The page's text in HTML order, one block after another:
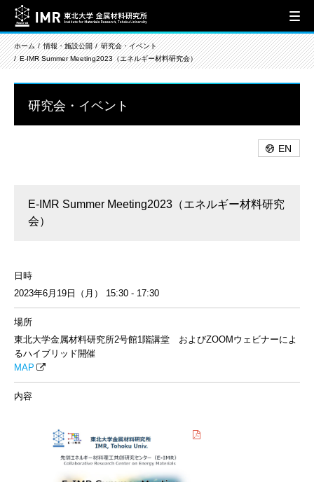
ホーム 情報・施設公開
研究会・イベント
E-IMR Summer Meeting2023（エネルギー材料研究会）
研究会・イベント
EN
E-IMR Summer Meeting2023（エネルギー材料研究
会）
日時
2023年6月19日（月） 15:30 - 17:30
場所
東北大学金属材料研究所2号館1階講堂 およびZOOMウェビナーによ
るハイブリッド開催
MAP
内容